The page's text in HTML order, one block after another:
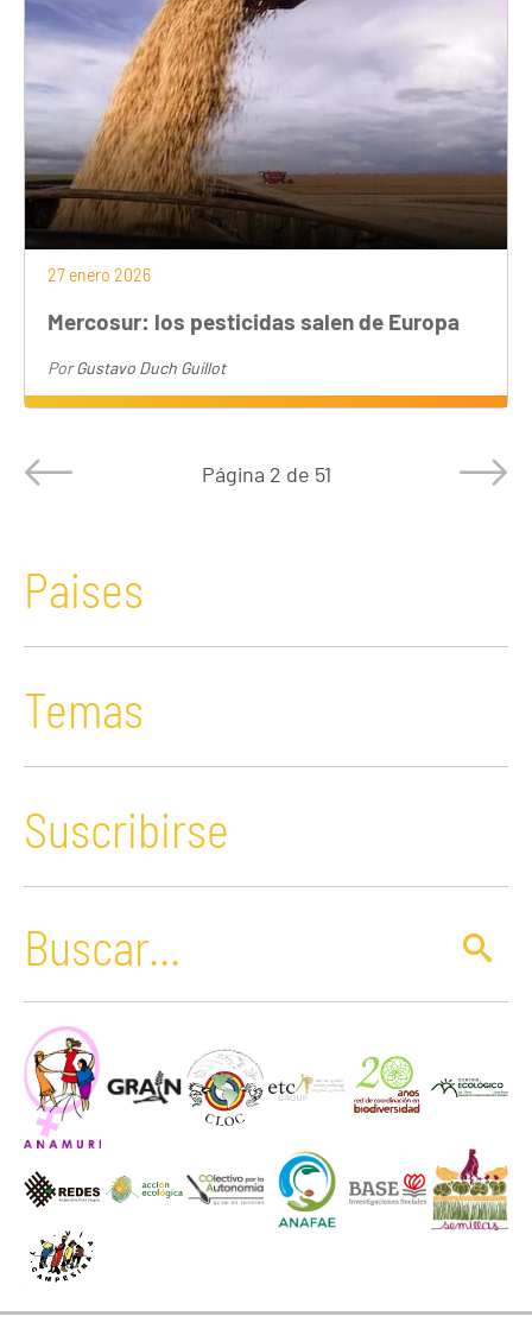
27 enero 2026
Mercosur: los pesticidas salen de Europa
PorGustavo Duch Guillot
Página 2 de 51
Paises
Temas
Suscribirse